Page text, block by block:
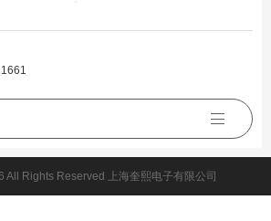
All Rights Reserved 上海奎熙电子有限公司